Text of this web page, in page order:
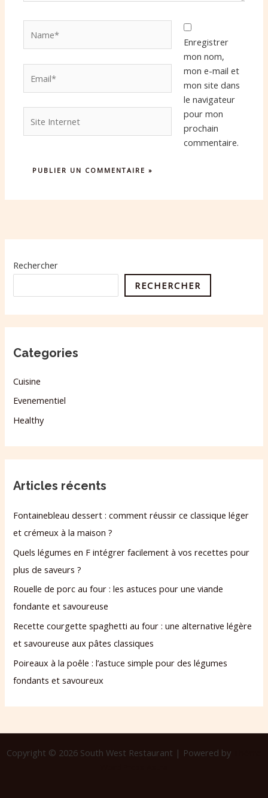
Internet
Enregistrer
mon nom,
mon e-mail et
mon site dans
le navigateur
pour mon
prochain
commentaire.
Rechercher
RECHERCHER
Categories
Cuisine
Evenementiel
Healthy
Articles récents
Fontainebleau dessert : comment réussir ce classique léger
et crémeux à la maison ?
Quels légumes en F intégrer facilement à vos recettes pour
plus de saveurs ?
Rouelle de porc au four : les astuces pour une viande
fondante et savoureuse
Recette courgette spaghetti au four : une alternative légère
et savoureuse aux pâtes classiques
Poireaux à la poêle : l’astuce simple pour des légumes
fondants et savoureux
Copyright © 2026 South West Restaurant | Powered by